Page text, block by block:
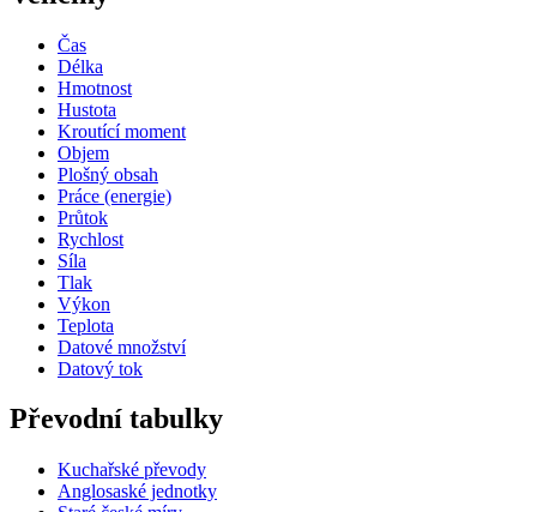
Čas
Délka
Hmotnost
Hustota
Kroutící moment
Objem
Plošný obsah
Práce (energie)
Průtok
Rychlost
Síla
Tlak
Výkon
Teplota
Datové množství
Datový tok
Převodní tabulky
Kuchařské převody
Anglosaské jednotky